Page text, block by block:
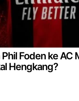
Foden ke AC
Hengkang?